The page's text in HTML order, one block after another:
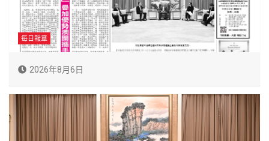
每日報章
2026年8月6日